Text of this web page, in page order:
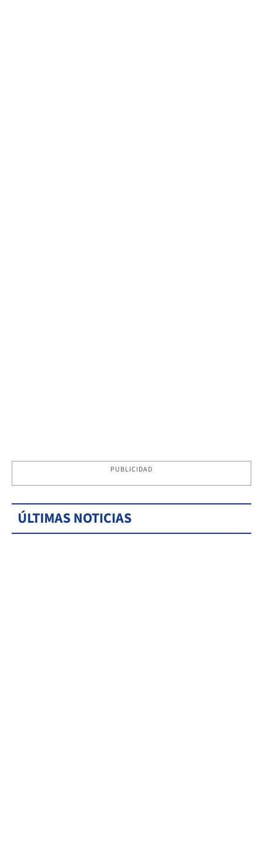
PUBLICIDAD
ÚLTIMAS NOTICIAS